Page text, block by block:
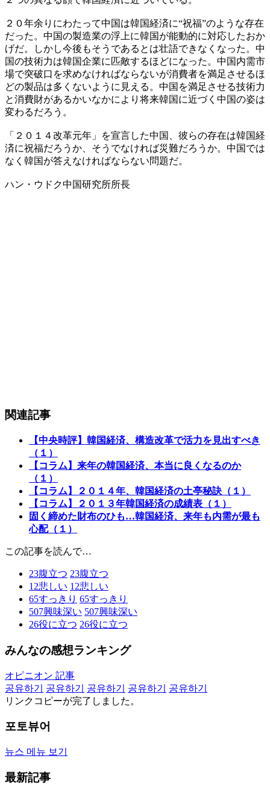
２０年余りにわたって中国は韓国経済に“祝福”のような存在
だった。中国の製造業の浮上に韓国が能動的に対応したおか
げだ。しかし今後もそうであるとは壮語できなくなった。中
国の技術力は韓国企業に匹敵するほどになった。中国内需市
場で突破口を求めなければならないが消費者を満足させるほ
どの製品は多くないように見える。中国を満足させる技術力
と消費財があるかいなかにより将来韓国に近づく中国の姿は
変わるだろう。
「２０１４改革元年」を宣言した中国、彼らの存在は韓国経
済に祝福だろうか、そうでなければ災難だろうか。中国では
なく韓国が答えなければならない問題だ。
ハン・ウドク中国研究所所長
関連記事
【中央時評】韓国経済、構造改革で活力を見出すべき
（１）
【コラム】来年の韓国経済、本当に良くなるのか
（１）
【コラム】２０１４年、韓国経済の土亭秘訣（１）
【コラム】２０１３年韓国経済の成績表（１）
固く締めた財布のひも…韓国経済、来年も内需が最も
心配（１）
この記事を読んで…
23腹立つ 23腹立つ
12悲しい 12悲しい
65すっきり 65すっきり
507興味深い 507興味深い
26役に立つ 26役に立つ
みんなの感想ランキング
オピニオン 記事
공유하기
공유하기 공유하기 공유하기
공유하기
リンクコピーが完了しました。
포토뷰어
뉴스 메뉴 보기
最新記事